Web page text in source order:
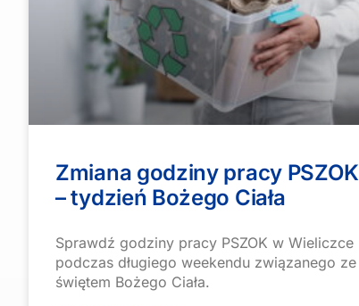
Zmiana godziny pracy PSZOK
– tydzień Bożego Ciała
Sprawdź godziny pracy PSZOK w Wieliczce
podczas długiego weekendu związanego ze
świętem Bożego Ciała.